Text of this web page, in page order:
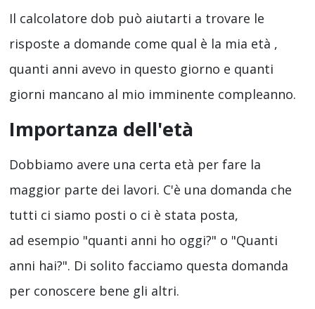
Il calcolatore dob può aiutarti a trovare le
risposte a domande come qual è la mia età ,
quanti anni avevo in questo giorno e quanti
giorni mancano al mio imminente compleanno.
Importanza dell'età
Dobbiamo avere una certa età per fare la
maggior parte dei lavori. C'è una domanda che
tutti ci siamo posti o ci è stata posta,
ad esempio "quanti anni ho oggi?" o "Quanti
anni hai?". Di solito facciamo questa domanda
per conoscere bene gli altri.